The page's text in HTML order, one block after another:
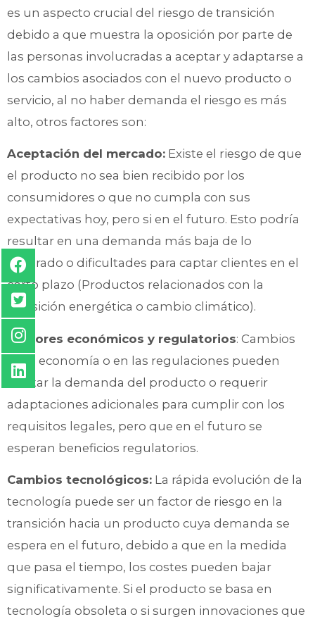
es un aspecto crucial del riesgo de transición
debido a que muestra la oposición por parte de
las personas involucradas a aceptar y adaptarse a
los cambios asociados con el nuevo producto o
servicio, al no haber demanda el riesgo es más
alto, otros factores son:
Aceptación del mercado: Existe el riesgo de que
el producto no sea bien recibido por los
consumidores o que no cumpla con sus
expectativas hoy, pero si en el futuro. Esto podría
resultar en una demanda más baja de lo
esperado o dificultades para captar clientes en el
corto plazo (Productos relacionados con la
transición energética o cambio climático).
Factores económicos y regulatorios: Cambios
en la economía o en las regulaciones pueden
afectar la demanda del producto o requerir
adaptaciones adicionales para cumplir con los
requisitos legales, pero que en el futuro se
esperan beneficios regulatorios.
Cambios tecnológicos: La rápida evolución de la
tecnología puede ser un factor de riesgo en la
transición hacia un producto cuya demanda se
espera en el futuro, debido a que en la medida
que pasa el tiempo, los costes pueden bajar
significativamente. Si el producto se basa en
tecnología obsoleta o si surgen innovaciones que